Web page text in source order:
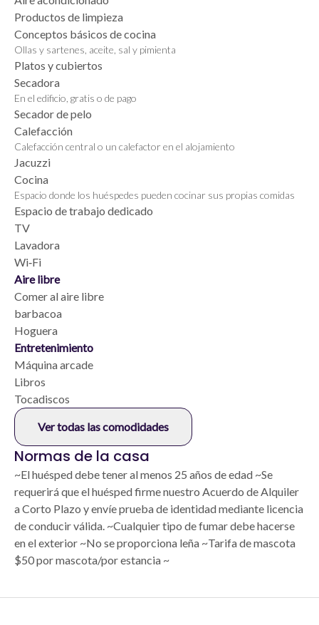
Productos de limpieza
Conceptos básicos de cocina
Ollas y sartenes, aceite, sal y pimienta
Platos y cubiertos
Secadora
En el edificio, gratis o de pago
Secador de pelo
Calefacción
Calefacción central o un calefactor en el alojamiento
Jacuzzi
Cocina
Espacio donde los huéspedes pueden cocinar sus propias comidas
Espacio de trabajo dedicado
TV
Lavadora
Wi‑Fi
Aire libre
Comer al aire libre
barbacoa
Hoguera
Entretenimiento
Máquina arcade
Libros
Tocadiscos
Ver todas las comodidades
Normas de la casa
~El huésped debe tener al menos 25 años de edad ~Se
requerirá que el huésped firme nuestro Acuerdo de Alquiler
a Corto Plazo y envíe prueba de identidad mediante licencia
de conducir válida. ~Cualquier tipo de fumar debe hacerse
en el exterior ~No se proporciona leña ~Tarifa de mascota
$50 por mascota/por estancia ~